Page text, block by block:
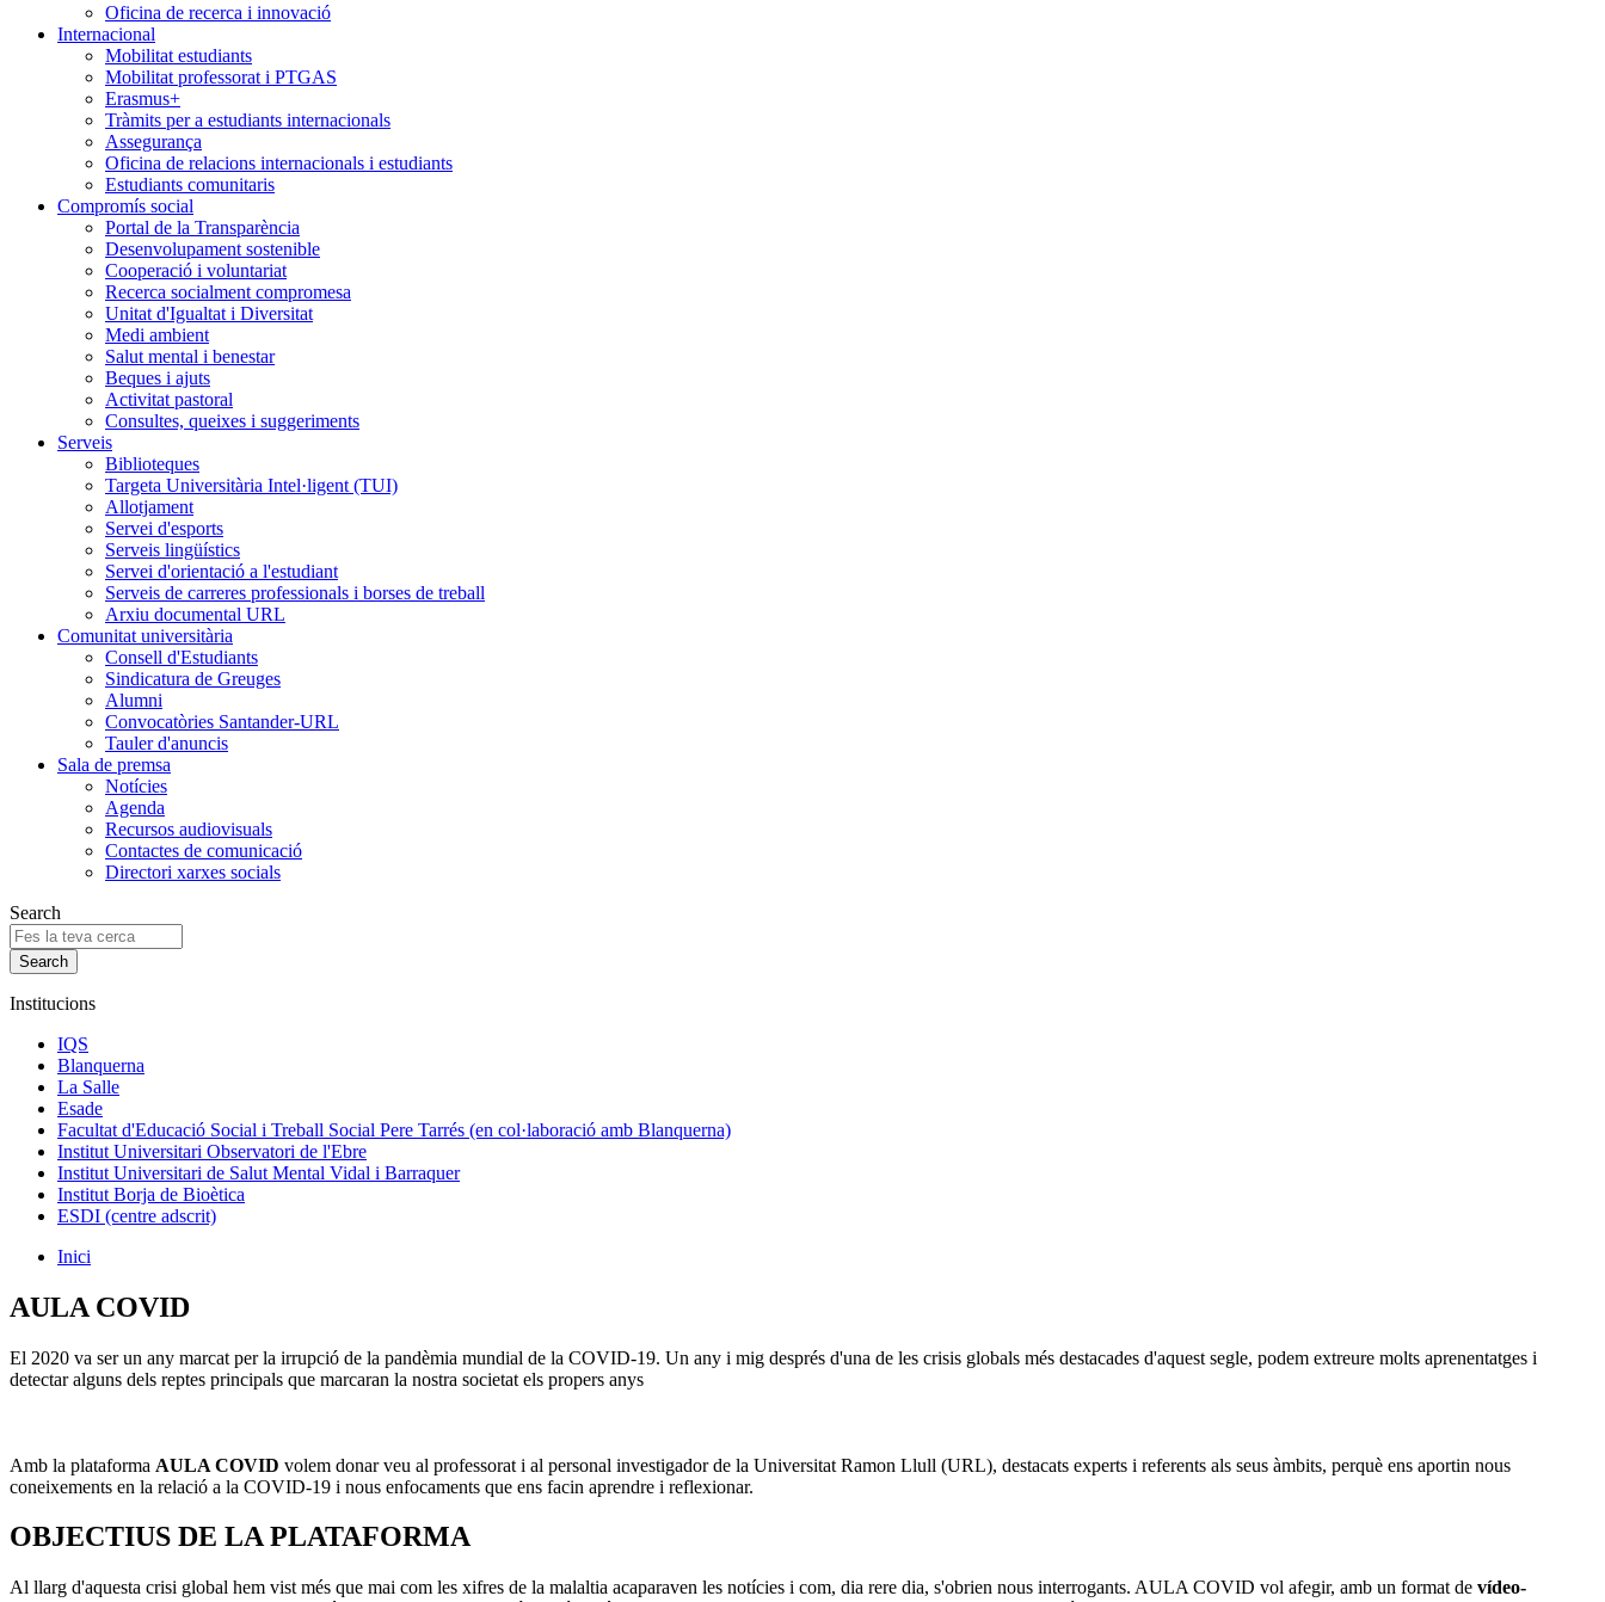
Oficina de recerca i innovació
Internacional
Mobilitat estudiants
Mobilitat professorat i PTGAS
Erasmus+
Tràmits per a estudiants internacionals
Assegurança
Oficina de relacions internacionals i estudiants
Estudiants comunitaris
Compromís social
Portal de la Transparència
Desenvolupament sostenible
Cooperació i voluntariat
Recerca socialment compromesa
Unitat d'Igualtat i Diversitat
Medi ambient
Salut mental i benestar
Beques i ajuts
Activitat pastoral
Consultes, queixes i suggeriments
Serveis
Biblioteques
Targeta Universitària Intel·ligent (TUI)
Allotjament
Servei d'esports
Serveis lingüístics
Servei d'orientació a l'estudiant
Serveis de carreres professionals i borses de treball
Arxiu documental URL
Comunitat universitària
Consell d'Estudiants
Sindicatura de Greuges
Alumni
Convocatòries Santander-URL
Tauler d'anuncis
Sala de premsa
Notícies
Agenda
Recursos audiovisuals
Contactes de comunicació
Directori xarxes socials
Search
Institucions
IQS
Blanquerna
La Salle
Esade
Facultat d'Educació Social i Treball Social Pere Tarrés (en col·laboració amb Blanquerna)
Institut Universitari Observatori de l'Ebre
Institut Universitari de Salut Mental Vidal i Barraquer
Institut Borja de Bioètica
ESDI (centre adscrit)
Inici
AULA COVID
El 2020 va ser un any marcat per la irrupció de la pandèmia mundial de la COVID-19. Un any i mig després d'una de les crisis globals més destacades d'aquest segle, podem extreure molts aprenentatges i
detectar alguns dels reptes principals que marcaran la nostra societat els propers anys
Amb la plataforma AULA COVID volem donar veu al professorat i al personal investigador de la Universitat Ramon Llull (URL), destacats experts i referents als seus àmbits, perquè ens aportin nous
coneixements en la relació a la COVID-19 i nous enfocaments que ens facin aprendre i reflexionar.
OBJECTIUS DE LA PLATAFORMA
Al llarg d'aquesta crisi global hem vist més que mai com les xifres de la malaltia acaparaven les notícies i com, dia rere dia, s'obrien nous interrogants. AULA COVID vol afegir, amb un format de vídeo-